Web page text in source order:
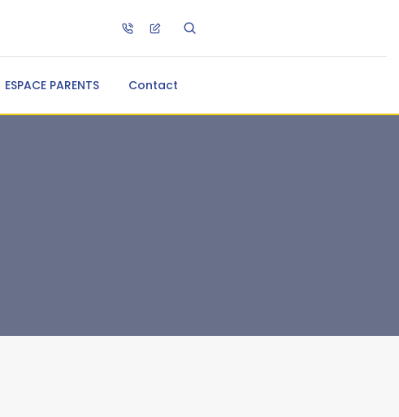
ESPACE PARENTS Contact